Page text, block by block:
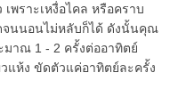
าะเหงื่อไคล หรือคราบ
จนนอนไม่หลับก็ได้ ดังนั้นคุณ
าณ 1 - 2 ครั้งต่ออาทิตย์
แห้ง ขัดตัวแค่อาทิตย์ละครั้ง